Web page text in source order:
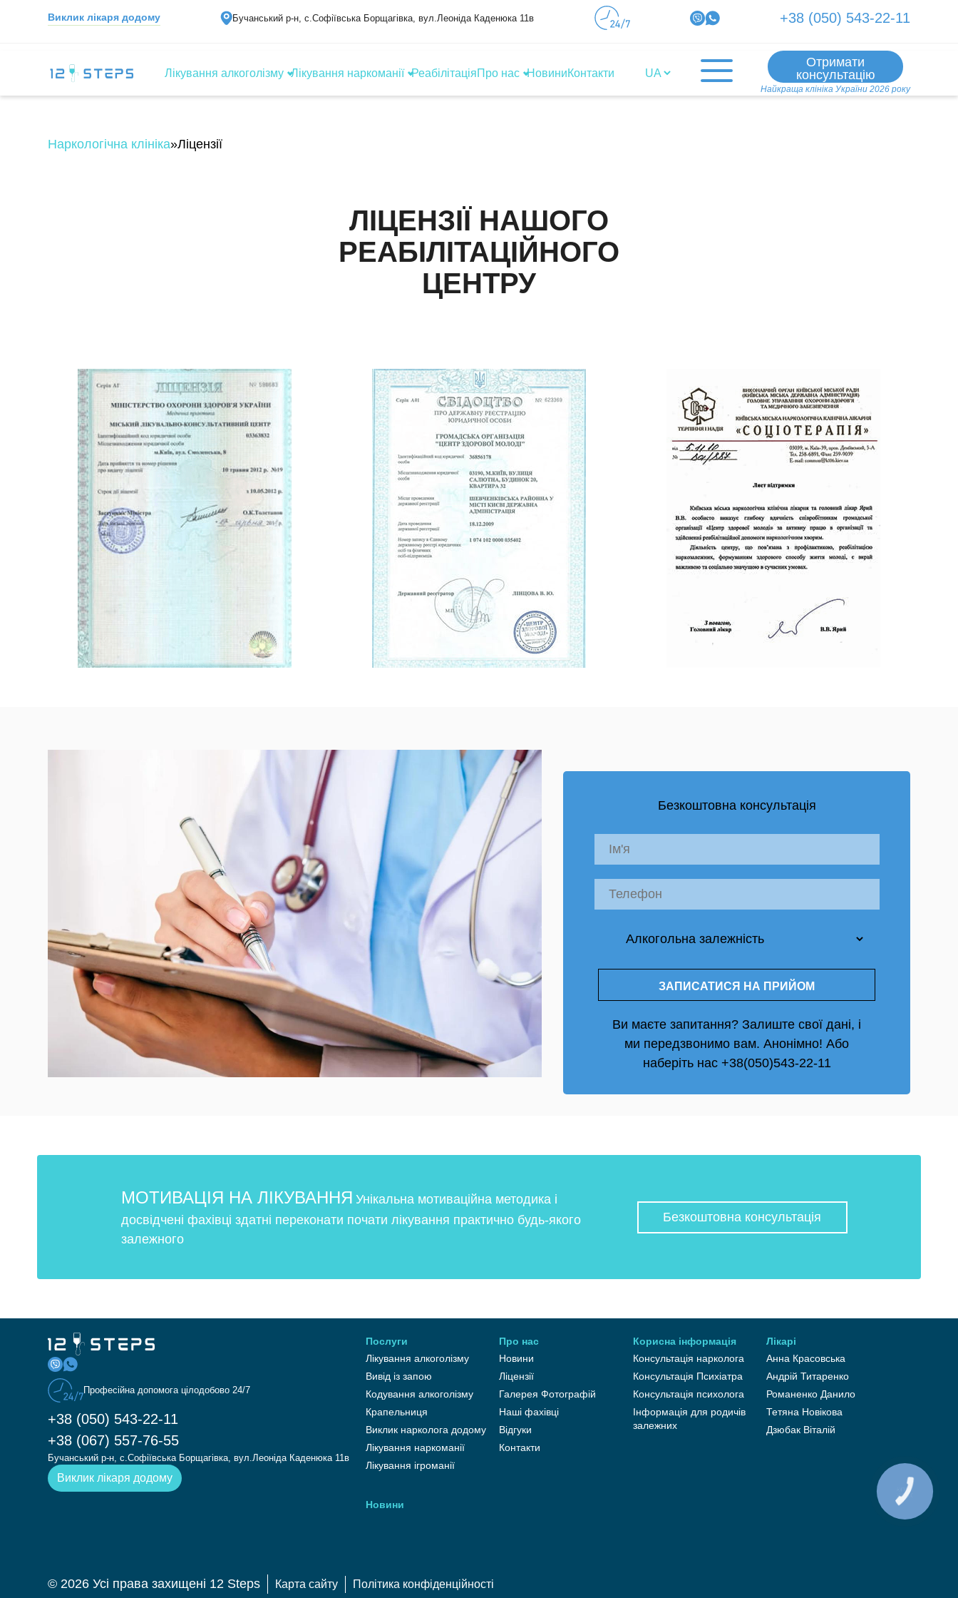
Виклик лікаря додому Бучанський р-н, с.Софіївська Борщагівка, вул.Леоніда Каденюка 11в +38 (050) 543-22-11
Лікування алкоголізму Лікування наркоманії РеабілітаціяПро нас НовиниКонтакти
Отримати
консультацію
Найкраща клініка України 2026 року
Наркологічна клініка»Ліцензії
ЛІЦЕНЗІЇ НАШОГО
РЕАБІЛІТАЦІЙНОГО
ЦЕНТРУ
Безкоштовна консультація
Ви маєте запитання? Залиште свої дані, і
ми передзвонимо вам. Анонімно! Або
наберіть нас +38(050)543-22-11
МОТИВАЦІЯ НА ЛІКУВАННЯ Унікальна мотиваційна методика і
досвідчені фахівці здатні переконати почати лікування практично будь-якого
залежного
Безкоштовна консультація
Професійна допомога цілодобово 24/7
+38 (050) 543-22-11
+38 (067) 557-76-55
Бучанський р-н, с.Софіївська Борщагівка, вул.Леоніда Каденюка 11в
Виклик лікаря додому
Послуги
Лікування алкоголізму
Вивід із запою
Кодування алкоголізму
Крапельниця
Виклик нарколога додому
Лікування наркоманії
Лікування ігроманії
Про нас
Новини
Ліцензії
Галерея Фотографій
Наші фахівці
Відгуки
Контакти
Корисна інформація
Консультація нарколога
Консультація Психіатра
Консультація психолога
Інформація для родичів
залежних
Лікарі
Анна Красовська
Андрій Титаренко
Романенко Данило
Тетяна Новікова
Дзюбак Віталій
Новини
©️ 2026 Усі права захищені 12 Steps Карта сайту Політика конфіденційності